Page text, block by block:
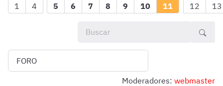
1 4 5 6 7 8 9 10 11 12 13
Moderadores: webmaster